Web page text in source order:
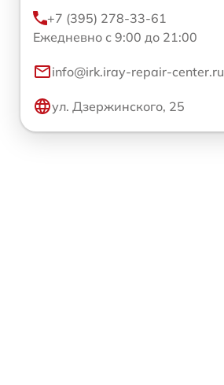
+7 (395) 278-33-61
Ежедневно с 9:00 до 21:00
info@irk.iray-repair-center.ru
ул. Дзержинского, 25